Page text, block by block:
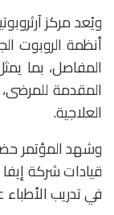
ويُعد مركز
أنظمة الروبوت
المفاصل، بما
المقدمة للمرضى،
العلاجية.
وشهد المؤتمر
قيادات شركة
في تدريب